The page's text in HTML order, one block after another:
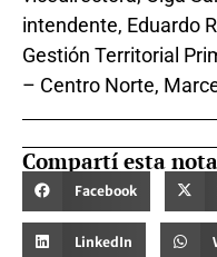
intendente, Eduardo
Gestión Territorial
– Centro Norte,
Compartí esta
Facebook
LinkedIn